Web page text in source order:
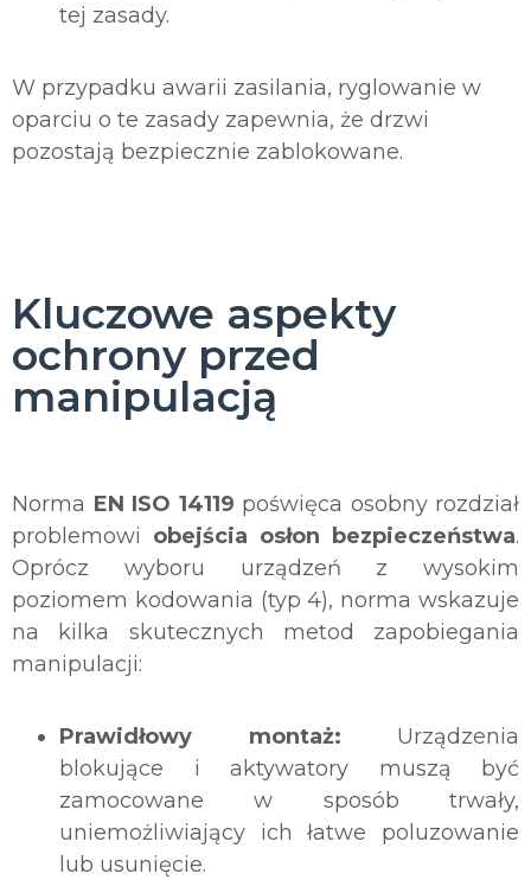
tej zasady.
W przypadku awarii zasilania, ryglowanie w
oparciu o te zasady zapewnia, że drzwi
pozostają bezpiecznie zablokowane.
Kluczowe aspekty
ochrony przed
manipulacją
Norma EN ISO 14119 poświęca osobny rozdział
problemowi obejścia osłon bezpieczeństwa.
Oprócz wyboru urządzeń z wysokim
poziomem kodowania (typ 4), norma wskazuje
na kilka skutecznych metod zapobiegania
manipulacji:
Prawidłowy montaż: Urządzenia
blokujące i aktywatory muszą być
zamocowane w sposób trwały,
uniemożliwiający ich łatwe poluzowanie
lub usunięcie.